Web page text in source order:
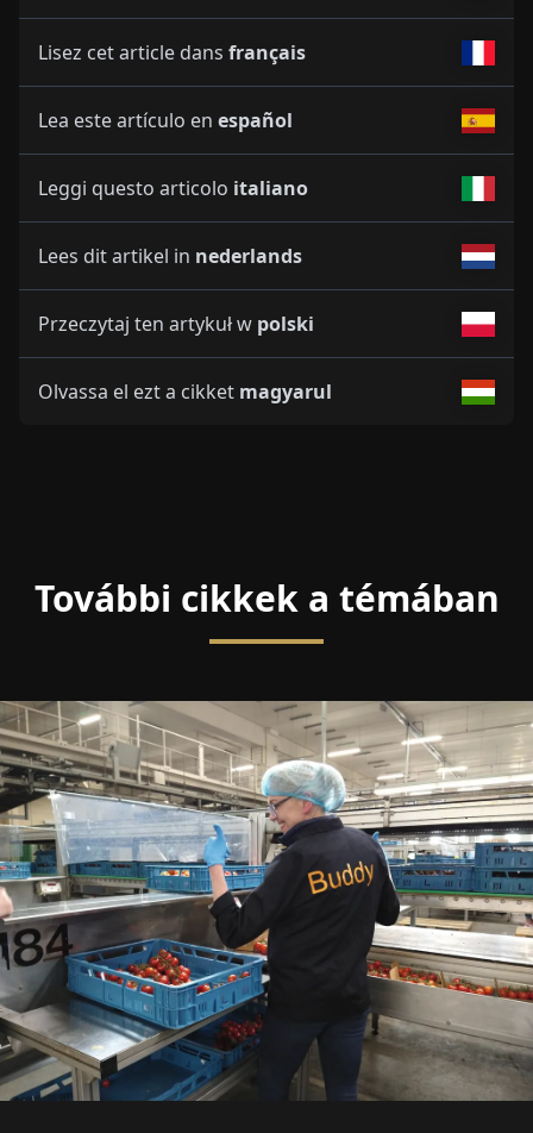
Lisez cet article dans français
Lea este artículo en español
Leggi questo articolo italiano
Lees dit artikel in nederlands
Przeczytaj ten artykuł w polski
Olvassa el ezt a cikket magyarul
További cikkek a témában